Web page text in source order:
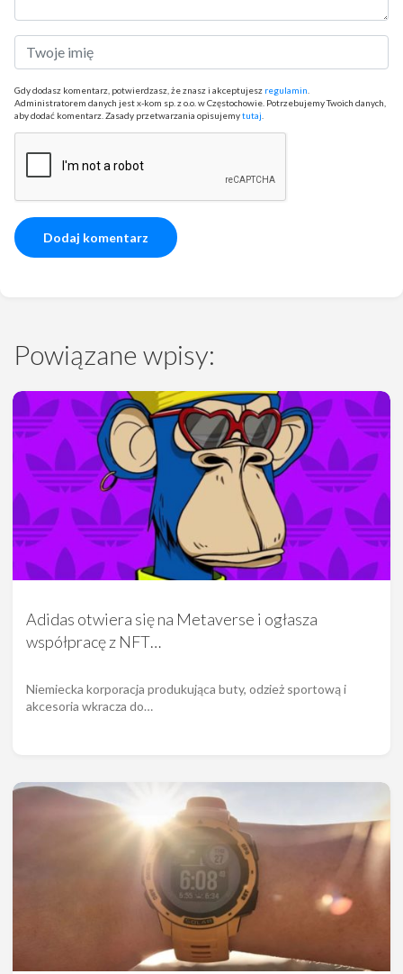
Gdy dodasz komentarz, potwierdzasz, że znasz i akceptujesz regulamin
Administratorem danych jest x-kom sp. z o.o. w Częstochowie. Potrzebujemy Twoich danych,
aby dodać komentarz. Zasady przetwarzania opisujemytutaj
Powiązane wpisy:
Adidas otwiera się na Metaverse i ogłasza
współpracę z NFT…
Niemiecka korporacja produkująca buty, odzież sportową i
akcesoria wkracza do…